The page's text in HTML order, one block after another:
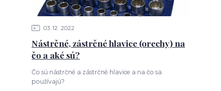
03 12 2022
Nástrčné, zástrčné hlavice (orechy) na
čo a aké sú?
Čo sú nástrčné a zástrčné hlavice a na čo sa
používajú?